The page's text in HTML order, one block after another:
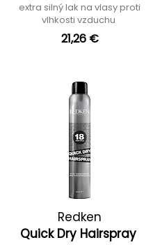
extra silný lak na vlasy proti
vlhkosti vzduchu
21,26 €
Redken
Quick Dry Hairspray